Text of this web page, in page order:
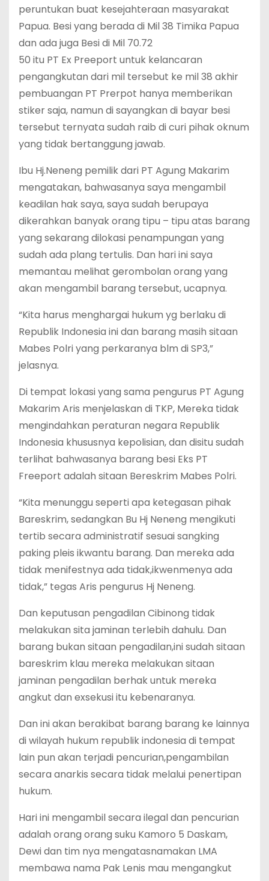
peruntukan buat kesejahteraan masyarakat
Papua. Besi yang berada di Mil 38 Timika Papua
dan ada juga Besi di Mil 70.72
50 itu PT Ex Preeport untuk kelancaran
pengangkutan dari mil tersebut ke mil 38 akhir
pembuangan PT Prerpot hanya memberikan
stiker saja, namun di sayangkan di bayar besi
tersebut ternyata sudah raib di curi pihak oknum
yang tidak bertanggung jawab.
Ibu Hj.Neneng pemilik dari PT Agung Makarim
mengatakan, bahwasanya saya mengambil
keadilan hak saya, saya sudah berupaya
dikerahkan banyak orang tipu – tipu atas barang
yang sekarang dilokasi penampungan yang
sudah ada plang tertulis. Dan hari ini saya
memantau melihat gerombolan orang yang
akan mengambil barang tersebut, ucapnya.
“Kita harus menghargai hukum yg berlaku di
Republik Indonesia ini dan barang masih sitaan
Mabes Polri yang perkaranya blm di SP3,”
jelasnya.
Di tempat lokasi yang sama pengurus PT Agung
Makarim Aris menjelaskan di TKP, Mereka tidak
mengindahkan peraturan negara Republik
Indonesia khususnya kepolisian, dan disitu sudah
terlihat bahwasanya barang besi Eks PT
Freeport adalah sitaan Bereskrim Mabes Polri.
“Kita menunggu seperti apa ketegasan pihak
Bareskrim, sedangkan Bu Hj Neneng mengikuti
tertib secara administratif sesuai sangking
paking pleis ikwantu barang. Dan mereka ada
tidak menifestnya ada tidak,ikwenmenya ada
tidak,” tegas Aris pengurus Hj Neneng.
Dan keputusan pengadilan Cibinong tidak
melakukan sita jaminan terlebih dahulu. Dan
barang bukan sitaan pengadilan,ini sudah sitaan
bareskrim klau mereka melakukan sitaan
jaminan pengadilan berhak untuk mereka
angkut dan exsekusi itu kebenaranya.
Dan ini akan berakibat barang barang ke lainnya
di wilayah hukum republik indonesia di tempat
lain pun akan terjadi pencurian,pengambilan
secara anarkis secara tidak melalui penertipan
hukum.
Hari ini mengambil secara ilegal dan pencurian
adalah orang orang suku Kamoro 5 Daskam,
Dewi dan tim nya mengatasnamakan LMA
membawa nama Pak Lenis mau mengangkut